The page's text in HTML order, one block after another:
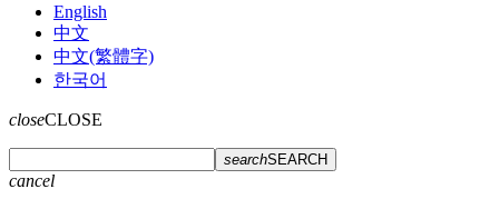
English
中文
中文(繁體字)
한국어
closeCLOSE
searchSEARCH
cancel